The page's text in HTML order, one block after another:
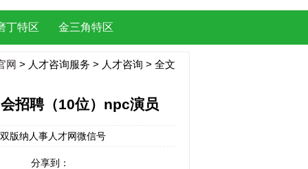
丁特区 金三角特区
网 > 人才咨询服务 > 人才咨询 > 全文
招聘（10位）npc演员
纳人事人才网微信号
分享到：